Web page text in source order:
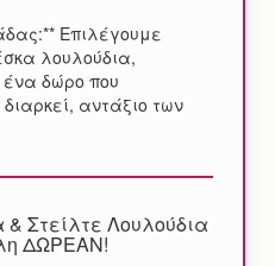
Επιλέγουμε
λουλούδια,
δώρο που
αντάξιο των
Στείλτε Λουλούδια
ΔΩΡΕΑΝ!